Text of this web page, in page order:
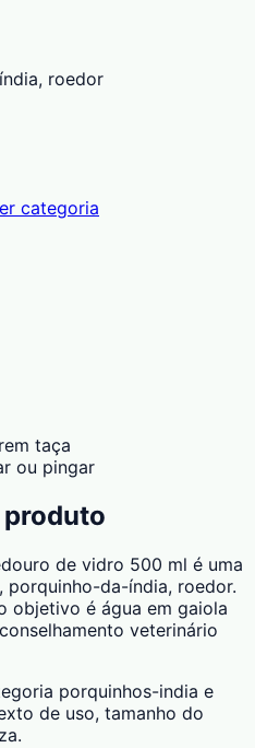
roedor
categoria
taça
ou pingar
de vidro 500 ml é uma
da-índia, roedor.
objetivo é água em gaiola
veterinário
porquinhos-india e
de uso, tamanho do